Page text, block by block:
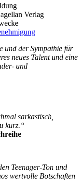
Verlag
und der Sympathie für
neues Talent und eine
und
sarkastisch,
kurz.“
Teenager-Ton und
wertvolle Botschaften